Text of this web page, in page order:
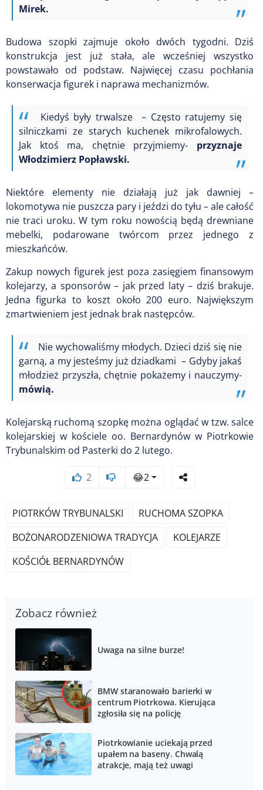
Mirek.
Budowa szopki zajmuje około dwóch tygodni. Dziś
konstrukcja jest już stała, ale wcześniej wszystko
powstawało od podstaw. Najwięcej czasu pochłania
konserwacja figurek i naprawa mechanizmów.
Kiedyś były trwalsze – Często ratujemy się
silniczkami ze starych kuchenek mikrofalowych.
Jak ktoś ma, chętnie przyjmiemy- przyznaje
Włodzimierz Popławski.
Niektóre elementy nie działają już jak dawniej –
lokomotywa nie puszcza pary i jeździ do tyłu – ale całość
nie traci uroku. W tym roku nowością będą drewniane
mebelki, podarowane twórcom przez jednego z
mieszkańców.
Zakup nowych figurek jest poza zasięgiem finansowym
kolejarzy, a sponsorów – jak przed laty – dziś brakuje.
Jedna figurka to koszt około 200 euro. Największym
zmartwieniem jest jednak brak następców.
Nie wychowaliśmy młodych. Dzieci dziś się nie
garną, a my jesteśmy już dziadkami – Gdyby jakaś
młodzież przyszła, chętnie pokażemy i nauczymy-
mówią.
Kolejarską ruchomą szopkę można oglądać w tzw. salce
kolejarskiej w kościele oo. Bernardynów w Piotrkowie
Trybunalskim od Pasterki do 2 lutego.
2 😂2
PIOTRKÓW TRYBUNALSKI
RUCHOMA SZOPKA
BOŻONARODZENIOWA TRADYCJA
KOLEJARZE
KOŚCIÓŁ BERNARDYNÓW
Zobacz również
Uwaga na silne burze!
BMW staranowało barierki w
centrum Piotrkowa. Kierująca
zgłosiła się na policję
Piotrkowianie uciekają przed
upałem na baseny. Chwalą
atrakcje, mają też uwagi